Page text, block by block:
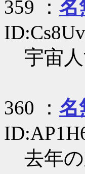
359 ： 名
宇宙
360 ： 名
去年